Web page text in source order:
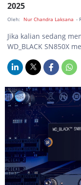
2025
Oleh: Nur Chandra Laksana -
Jika kalian sedang
WD_BLACK SN850X